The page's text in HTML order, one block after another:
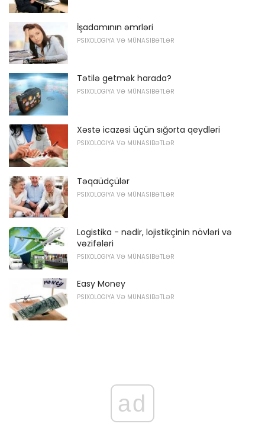
İşadamının əmrləri
PSIXOLOGIYA VƏ MÜNASIBƏTLƏR
Tətilə getmək harada?
PSIXOLOGIYA VƏ MÜNASIBƏTLƏR
Xəstə icazəsi üçün sığorta qeydləri
PSIXOLOGIYA VƏ MÜNASIBƏTLƏR
Təqaüdçülər
PSIXOLOGIYA VƏ MÜNASIBƏTLƏR
Logistika - nədir, lojistikçinin növləri və
vəzifələri
PSIXOLOGIYA VƏ MÜNASIBƏTLƏR
Easy Money
PSIXOLOGIYA VƏ MÜNASIBƏTLƏR
ad